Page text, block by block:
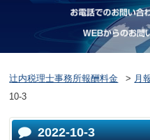
WEBからの
辻内税理士事務所報酬料金 > 月
10-3
2022-10-3